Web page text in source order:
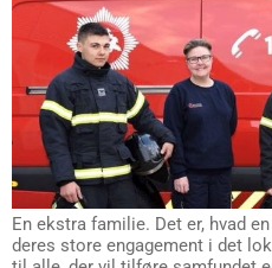
En ekstra familie. Det er, hvad
deres store engagement i det